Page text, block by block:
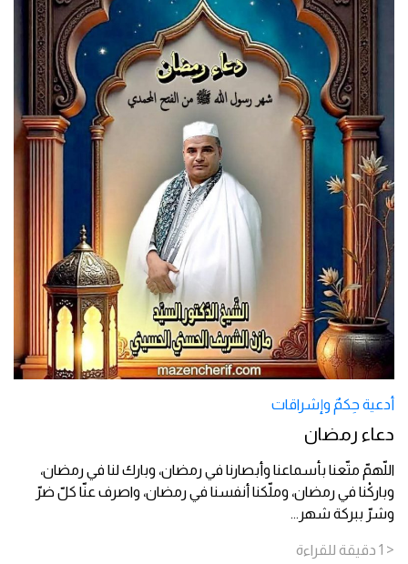
أدعية حِكمٌ وإشراقات
دعاء رمضان
اللّهمّ متّعنا بأسماعنا وأبصارنا في رمضان، وبارك لنا في رمضان،
وباركْنا في رمضان، وملّكنا أنفسنا في رمضان، واصرف عنّا كلّ ضرّ
وشرّ ببركة شهر ...
< 1 دقيقة للقراءة